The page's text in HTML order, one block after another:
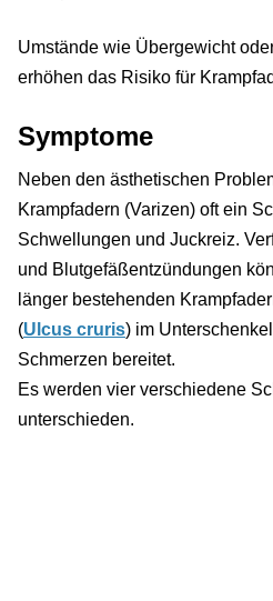
Umstände wie Übergewicht
erhöhen das Risiko für
Symptome
Neben den ästhetischen
Krampfadern (Varizen) oft ein
Schwellungen und Juckreiz.
und Blutgefäßentzündungen
länger bestehenden
(Ulcus cruris) im
Schmerzen bereitet.
Es werden vier verschiedene
unterschieden.